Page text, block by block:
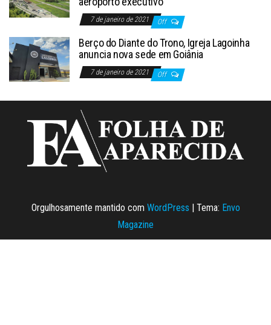
7 de janeiro de 2021 Off
Berço do Diante do Trono, Igreja Lagoinha
anuncia nova sede em Goiânia
7 de janeiro de 2021 Off
Orgulhosamente mantido com WordPress | Tema: Envo
Magazine